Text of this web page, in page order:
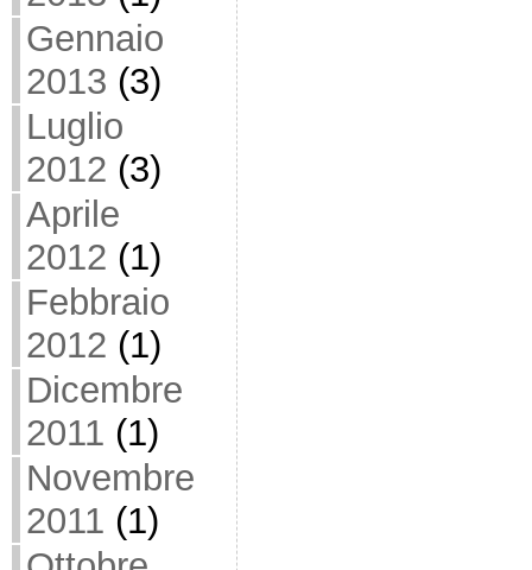
Gennaio
2013 (3)
Luglio
2012 (3)
Aprile
2012 (1)
Febbraio
2012 (1)
Dicembre
2011 (1)
Novembre
2011 (1)